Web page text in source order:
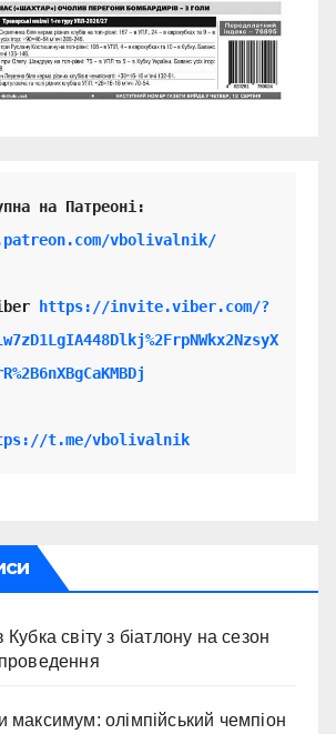
vbolivalnik/
https://invite.viber.com/?
t.me/vbolivalnik
Кубка світу з біатлону на сезон
максимум: олімпійський чемпіон